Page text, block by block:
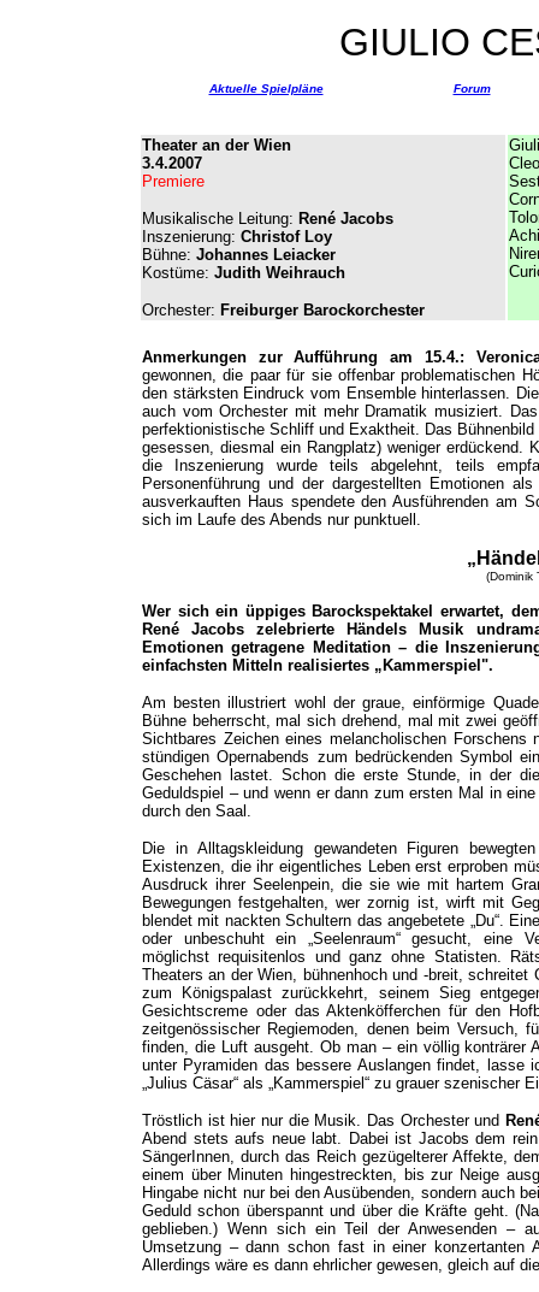
GIULIO
Aktuelle Spielpläne Forum
Theater an der Wien
3.4.2007
Premiere
Musikalische Leitung: René Jacobs
Inszenierung: Christof Loy
Bühne: Johannes Leiacker
Kostüme: Judith Weihrauch
Orchester: Freiburger Barockorchester
Anmerkungen zur Aufführung am 15.4.:
gewonnen, die paar für sie offenbar problematischen
den stärksten Eindruck vom Ensemble hinterlassen.
auch vom Orchester mit mehr Dramatik musiziert.
perfektionistische Schliff und Exaktheit. Das
gesessen, diesmal ein Rangplatz) weniger erdückend.
die Inszenierung wurde teils abgelehnt, teils
Personenführung und der dargestellten Emotionen
ausverkauften Haus spendete den Ausführenden am
sich im Laufe des Abends nur punktuell.
(Dominik
Wer sich ein üppiges Barockspektakel erwartet,
René Jacobs zelebrierte Händels Musik
Emotionen getragene Meditation – die
einfachsten Mitteln realisiertes „Kammerspiel".
Am besten illustriert wohl der graue, einförmige
Bühne beherrscht, mal sich drehend, mal mit zwei
Sichtbares Zeichen eines melancholischen
stündigen Opernabends zum bedrückenden Symbol
Geschehen lastet. Schon die erste Stunde, in der
Geduldspiel – und wenn er dann zum ersten Mal in
durch den Saal.
Die in Alltagskleidung gewandeten Figuren
Existenzen, die ihr eigentliches Leben erst erproben
Ausdruck ihrer Seelenpein, die sie wie mit hartem
Bewegungen festgehalten, wer zornig ist, wirft mit
blendet mit nackten Schultern das angebetete „Du“.
oder unbeschuht ein „Seelenraum“ gesucht, eine
möglichst requisitenlos und ganz ohne Statisten.
Theaters an der Wien, bühnenhoch und -breit,
zum Königspalast zurückkehrt, seinem Sieg
Gesichtscreme oder das Aktenköfferchen für den
zeitgenössischer Regiemoden, denen beim Versuch,
finden, die Luft ausgeht. Ob man – ein völlig konträrer
unter Pyramiden das bessere Auslangen findet, lasse
„Julius Cäsar“ als „Kammerspiel“ zu grauer szenischer
Tröstlich ist hier nur die Musik. Das Orchester und
Abend stets aufs neue labt. Dabei ist Jacobs dem
SängerInnen, durch das Reich gezügelterer Affekte,
einem über Minuten hingestreckten, bis zur Neige
Hingabe nicht nur bei den Ausübenden, sondern auch
Geduld schon überspannt und über die Kräfte geht.
geblieben.) Wenn sich ein Teil der Anwesenden –
Umsetzung – dann schon fast in einer konzertanten
Allerdings wäre es dann ehrlicher gewesen, gleich auf